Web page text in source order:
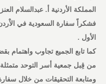
المملكة الأردنية ‏أ. عبدالسلام
فشكراً سفارة السعودية في
الأول .
كما تابع الجميع تجاوب
من قِبل جمعية أسر التوحد
ومتابعة التحقيقات من خلال